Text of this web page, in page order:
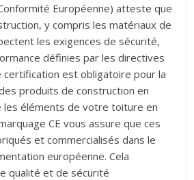
Européenne) atteste que
y compris les matériaux de
les exigences de sécurité,
définies par les directives
certification est obligatoire pour la
produits de construction en
les éléments de votre toiture en
CE vous assure que ces
et commercialisés dans le
européenne. Cela
qualité et de sécurité